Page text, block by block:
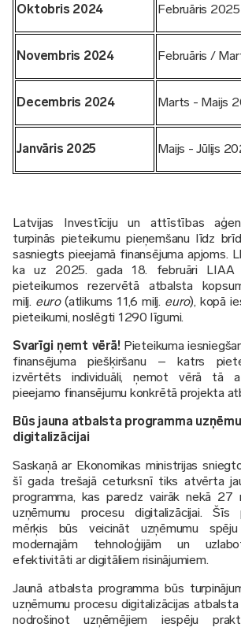
Oktobris 2024 Februāris 2025
Novembris 2024 Februāris /
Decembris 2024 Marts - Maijs
Janvāris 2025 Maijs - Jūlijs
Latvijas Investīciju un attīstības
turpinās pieteikumu pieņemšanu līdz
sasniegts pieejamā finansējuma apjoms.
ka uz 2025. gada 18. februāri LIAA
pieteikumos rezervētā atbalsta
milj. euro(atlikums 11,6 milj. euro), kopā
pieteikumi, noslēgti 1290 līgumi.
Svarīgi ņemt vērā! Pieteikuma
finansējuma piešķiršanu – katrs
izvērtēts individuāli, ņemot vērā tā
pieejamo finansējumu konkrētā projekta
Būs jauna atbalsta programma
digitalizācijai
Saskaņā ar Ekonomikas ministrijas
šī gada trešajā ceturksnī tiks atvērta
programma, kas paredz vairāk nekā 27
uzņēmumu procesu digitalizācijai. Šīs
mērķis būs veicināt uzņēmumu
modernajām tehnoloģijām un
efektivitāti ar digitāliem risinājumiem.
Jaunā atbalsta programma būs
uzņēmumu procesu digitalizācijas atbalsta
nodrošinot uzņēmējiem iespēju